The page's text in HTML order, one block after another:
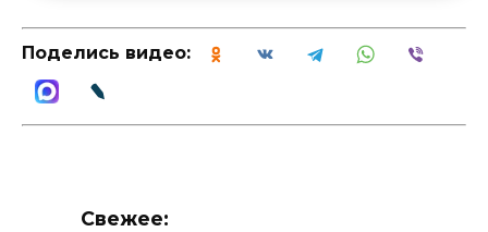
Поделись видео:
Свежее: